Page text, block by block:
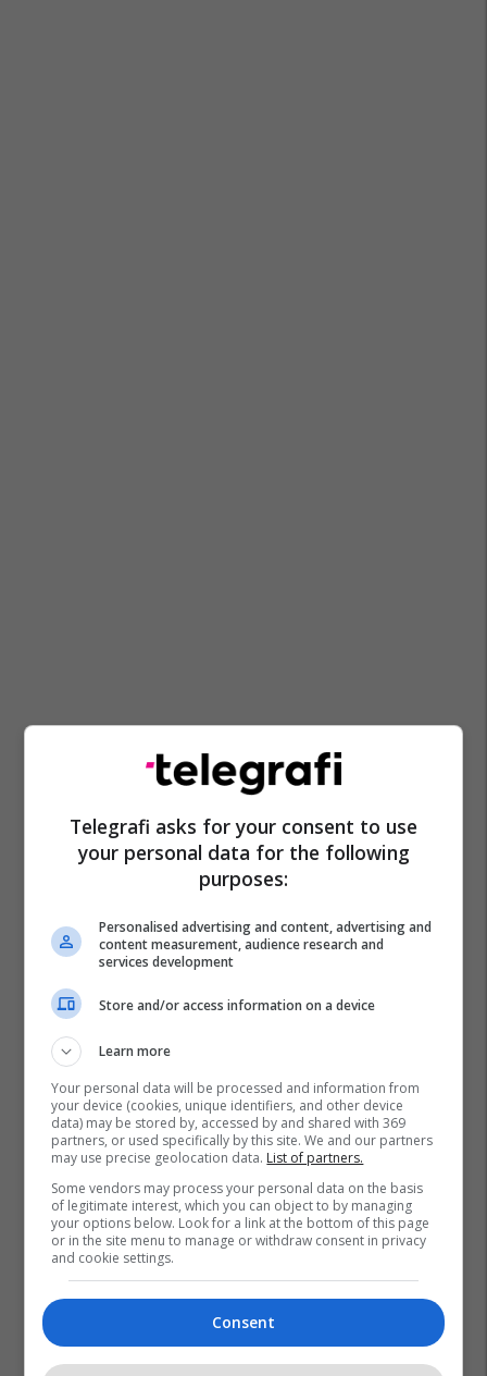
Ldk Qeveria Kurti Rtv Dukagjini Sibel Halimi
Telegrafi asks for your consent to use
your personal data for the following
purposes:
Personalised advertising and content, advertising and
content measurement, audience research and
services development
Store and/or access information on a device
Learn more
Your personal data will be processed and information from
your device (cookies, unique identifiers, and other device
data) may be stored by, accessed by and shared with 369
partners, or used specifically by this site. We and our partners
may use precise geolocation data. List of partners.
Some vendors may process your personal data on the basis
of legitimate interest, which you can object to by managing
your options below. Look for a link at the bottom of this page
or in the site menu to manage or withdraw consent in privacy
and cookie settings.
Consent